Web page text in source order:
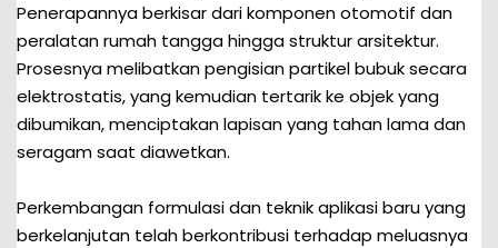
Penerapannya berkisar dari komponen otomotif dan
peralatan rumah tangga hingga struktur arsitektur.
Prosesnya melibatkan pengisian partikel bubuk secara
elektrostatis, yang kemudian tertarik ke objek yang
dibumikan, menciptakan lapisan yang tahan lama dan
seragam saat diawetkan.
Perkembangan formulasi dan teknik aplikasi baru yang
berkelanjutan telah berkontribusi terhadap meluasnya